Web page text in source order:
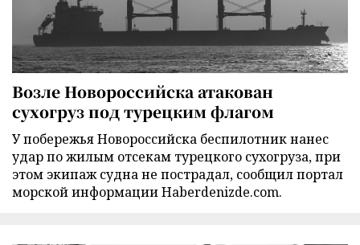
Возле Новороссийска атакован
сухогруз под турецким флагом
У побережья Новороссийска беспилотник нанес
удар по жилым отсекам турецкого сухогруза, при
этом экипаж судна не пострадал, сообщил портал
морской информации Haberdenizde.com.